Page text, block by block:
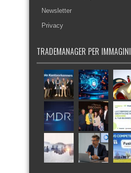
Newsletter
Privacy
TRADEMANAGER PER IMMAGINI